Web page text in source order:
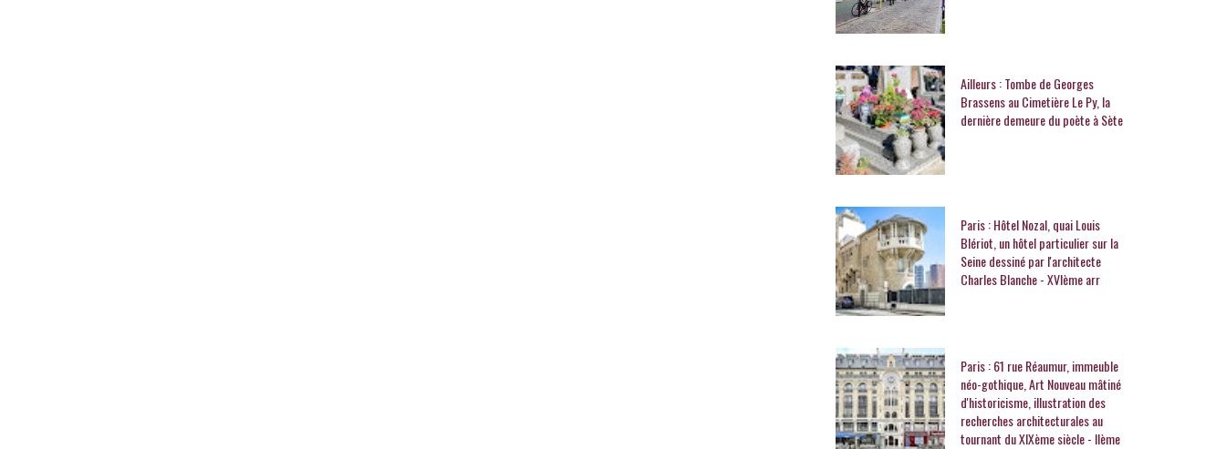
Ailleurs : Tombe de Georges
Brassens au Cimetière Le Py, la
dernière demeure du poète à Sète
Paris : Hôtel Nozal, quai Louis
Blériot, un hôtel particulier sur la
Seine dessiné par l'architecte
Charles Blanche - XVIème arr
Paris : 61 rue Réaumur, immeuble
néo-gothique, Art Nouveau mâtiné
d'historicisme, illustration des
recherches architecturales au
tournant du XIXème siècle - IIème